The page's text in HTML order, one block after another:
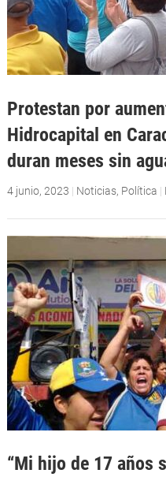
Protestan por
Hidrocapital en
duran meses sin
4 junio, 2023 | Noticias, Política |
“Mi hijo de 17 años